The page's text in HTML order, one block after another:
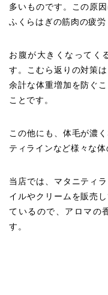
多いものです。この原
ふくらはぎの筋肉の疲労
お腹が大きくなってく
す。こむら返りの対策
余計な体重増加を防ぐ
ことです。
この他にも、体毛が濃
ティラインなど様々な体
当店では、マタニティ
イルやクリームを販売
ているので、アロマの
す。